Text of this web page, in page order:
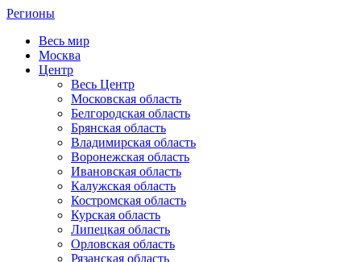
Регионы
Весь мир
Москва
Центр
Весь Центр
Московская область
Белгородская область
Брянская область
Владимирская область
Воронежская область
Ивановская область
Калужская область
Костромская область
Курская область
Липецкая область
Орловская область
Рязанская область